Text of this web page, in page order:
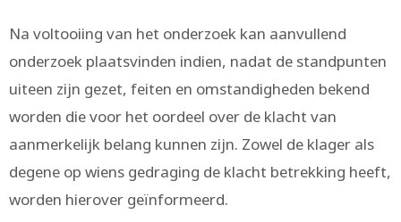
Na voltooiing van het onderzoek kan aanvullend
onderzoek plaatsvinden indien, nadat de standpunten
uiteen zijn gezet, feiten en omstandigheden bekend
worden die voor het oordeel over de klacht van
aanmerkelijk belang kunnen zijn. Zowel de klager als
degene op wiens gedraging de klacht betrekking heeft,
worden hierover geïnformeerd.